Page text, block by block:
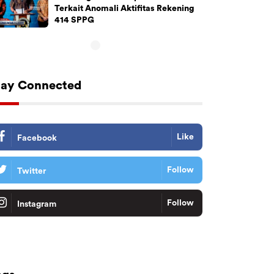
Terkait Anomali Aktifitas Rekening
414 SPPG
Connected
Facebook Like
Twitter Follow
Instagram Follow